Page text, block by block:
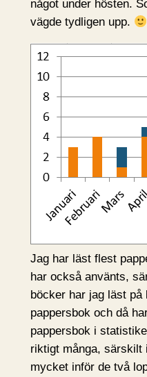
något under hösten.
vägde tydligen upp.
Jag har läst flest
har också använts,
böcker har jag läst på
pappersbok och då
pappersbok i
riktigt många, särskilt
mycket inför de två